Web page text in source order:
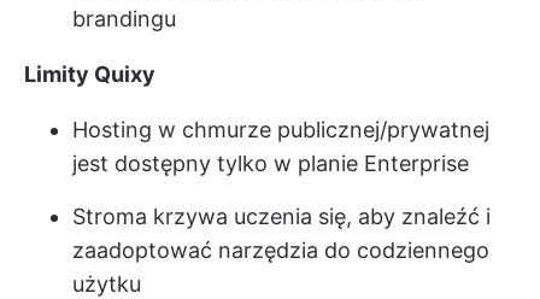
brandingu
Limity Quixy
Hosting w chmurze publicznej/prywatnej
jest dostępny tylko w planie Enterprise
Stroma krzywa uczenia się, aby znaleźć i
zaadoptować narzędzia do codziennego
użytku